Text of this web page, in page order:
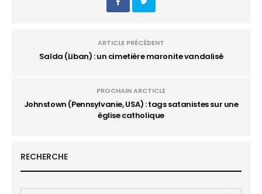
ARTICLE PRÉCÉDENT
Saïda (Liban) : un cimetière maronite vandalisé
PROCHAIN ARCTICLE
Johnstown (Pennsylvanie, USA) : tags satanistes sur une
église catholique
RECHERCHE